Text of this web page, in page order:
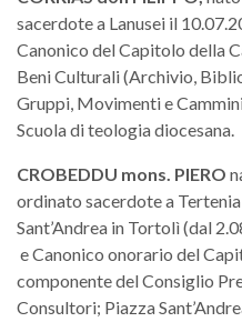
sacerdote a Lanusei il
Canonico del Capitolo della
Beni Culturali (Archivio,
Gruppi, Movimenti e
Scuola di teologia diocesana.
CROBEDDU mons. PIERO
ordinato sacerdote a
Sant’Andrea in Tortolì (dal
e Canonico onorario del
componente del Consiglio
Consultori; Piazza